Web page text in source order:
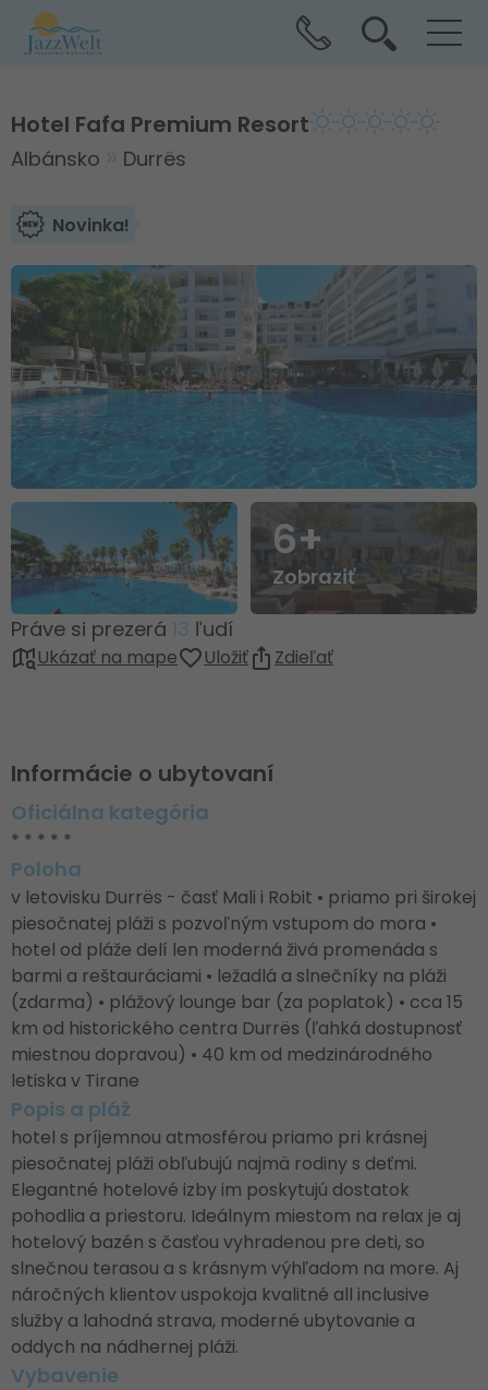
Hotel Fafa Premium Resort
Albánsko Durrës
Novinka!
6+
Zobraziť
Práve si prezerá 13 ľudí
Ukázať na mape Uložiť Zdieľať
Informácie o ubytovaní
Oficiálna kategória
* * * * *
Poloha
v letovisku Durrës - časť Mali i Robit • priamo pri širokej
piesočnatej pláži s pozvoľným vstupom do mora •
hotel od pláže delí len moderná živá promenáda s
barmi a reštauráciami • ležadlá a slnečníky na pláži
(zdarma) • plážový lounge bar (za poplatok) • cca 15
km od historického centra Durrës (ľahká dostupnosť
miestnou dopravou) • 40 km od medzinárodného
letiska v Tirane
Popis a pláž
hotel s príjemnou atmosférou priamo pri krásnej
piesočnatej pláži obľubujú najmä rodiny s deťmi.
Elegantné hotelové izby im poskytujú dostatok
pohodlia a priestoru. Ideálnym miestom na relax je aj
hotelový bazén s časťou vyhradenou pre deti, so
slnečnou terasou a s krásnym výhľadom na more. Aj
náročných klientov uspokoja kvalitné all inclusive
služby a lahodná strava, moderné ubytovanie a
oddych na nádhernej pláži.
Vybavenie